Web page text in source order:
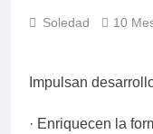
Soledad 10
Impulsan
· Enriquecen la